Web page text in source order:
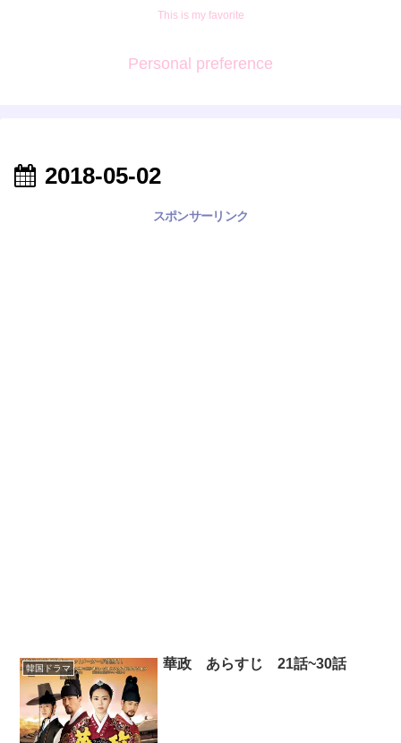
This is my favorite
Personal preference
2018-05-02
スポンサーリンク
韓国ドラマ 華政 あらすじ 21話~30話